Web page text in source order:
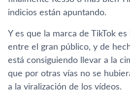
indicios están apuntando.
Y es que la marca de TikTok
entre el gran público, y de
está consiguiendo llevar a la
que por otras vías no se
a la viralización de los vídeos.